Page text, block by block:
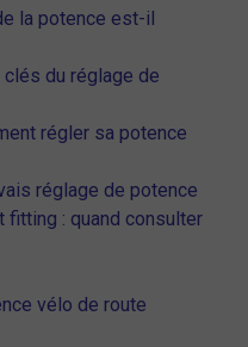
la potence est-il
du réglage de
régler sa potence
réglage de potence
fitting : quand consulter
vélo de route